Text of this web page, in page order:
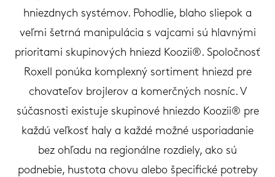
hniezdnych systémov. Pohodlie, blaho sliepok a
veľmi šetrná manipulácia s vajcami sú hlavnými
prioritami skupinových hniezd Koozii®. Spoločnosť
Roxell ponúka komplexný sortiment hniezd pre
chovateľov brojlerov a komerčných nosníc. V
súčasnosti existuje skupinové hniezdo Koozii® pre
každú veľkosť haly a každé možné usporiadanie
bez ohľadu na regionálne rozdiely, ako sú
podnebie, hustota chovu alebo špecifické potreby